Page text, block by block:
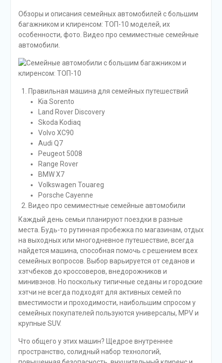
Обзоры и описания семейных автомобилей с большим
багажником и клиренсом: ТОП-10 моделей, их
особенности, фото. Видео про семиместные семейные
автомобили.
Правильная машина для семейных путешествий
Kia Sorento
Land Rover Discovery
Skoda Kodiaq
Volvo XC90
Audi Q7
Peugeot 5008
Range Rover
BMW X7
Volkswagen Touareg
Porsche Cayenne
Видео про семиместные семейные автомобили
Каждый день семьи планируют поездки в разные
места. Будь-то рутинная пробежка по магазинам, отдых
на выходных или многодневное путешествие, всегда
найдется машина, способная помочь с решением всех
семейных вопросов. Выбор варьируется от седанов и
хэтчбеков до кроссоверов, внедорожников и
минивэнов. Но поскольку типичные седаны и городские
хэтчи не всегда подходят для активных семей по
вместимости и проходимости, наибольшим спросом у
семейных покупателей пользуются универсалы, MPV и
крупные SUV.
Что общего у этих машин? Щедрое внутреннее
пространство, солидный набор технологий,